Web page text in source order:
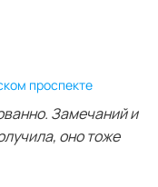
проспекте
Замечаний и
оно тоже